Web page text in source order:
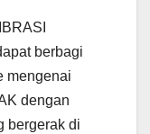
berbagi
mengenai
dengan
bergerak di